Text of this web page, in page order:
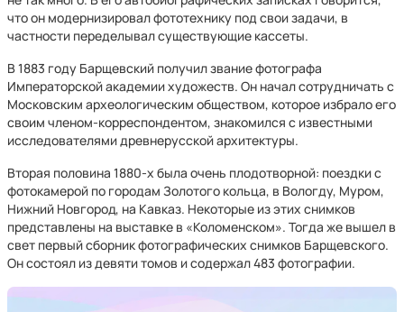
что он модернизировал фототехнику под свои задачи, в
частности переделывал существующие кассеты.
В 1883 году Барщевский получил звание фотографа
Императорской академии художеств. Он начал сотрудничать с
Московским археологическим обществом, которое избрало его
своим членом-корреспондентом, знакомился с известными
исследователями древнерусской архитектуры.
Вторая половина 1880-х была очень плодотворной: поездки с
фотокамерой по городам Золотого кольца, в Вологду, Муром,
Нижний Новгород, на Кавказ. Некоторые из этих снимков
представлены на выставке в «Коломенском». Тогда же вышел в
свет первый сборник фотографических снимков Барщевского.
Он состоял из девяти томов и содержал 483 фотографии.